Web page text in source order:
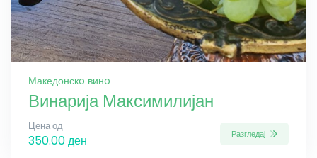
Македонскo винo
Винарија Максимилијан
Цена од
350.00 ден Разгледај